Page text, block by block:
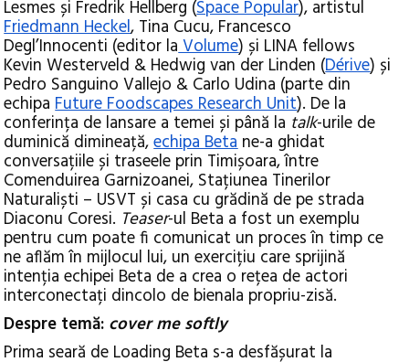
Lesmes și Fredrik Hellberg (Space Popular), artistul
Friedmann Heckel, Tina Cucu, Francesco
Degl’Innocenti (editor laVolume) și LINA fellows
Kevin Westerveld & Hedwig van der Linden (Dérive) și
Pedro Sanguino Vallejo & Carlo Udina (parte din
echipaFuture Foodscapes Research Unit). De la
conferința de lansare a temei și până la talk-urile de
duminică dimineață,echipa Betane-a ghidat
conversațiile și traseele prin Timișoara, între
Comenduirea Garnizoanei, Stațiunea Tinerilor
Naturaliști – USVT și casa cu grădină de pe strada
Diaconu Coresi. Teaser-ul Beta a fost un exemplu
pentru cum poate fi comunicat un proces în timp ce
ne aflăm în mijlocul lui, un exercițiu care sprijină
intenția echipei Beta de a crea o rețea de actori
interconectați dincolo de bienala propriu-zisă.
Despre temă: cover me softly
Prima seară de Loading Beta s-a desfășurat la